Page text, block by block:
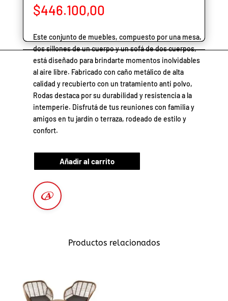
$446.100,00
Este conjunto de muebles, compuesto por una mesa,
dos sillones de un cuerpo y un sofá de dos cuerpos,
está diseñado para brindarte momentos inolvidables
al aire libre. Fabricado con caño metálico de alta
calidad y recubierto con un tratamiento anti polvo,
Rodas destaca por su durabilidad y resistencia a la
intemperie. Disfrutá de tus reuniones con familia y
amigos en tu jardín o terraza, rodeado de estilo y
confort.
Añadir al carrito
Productos relacionados